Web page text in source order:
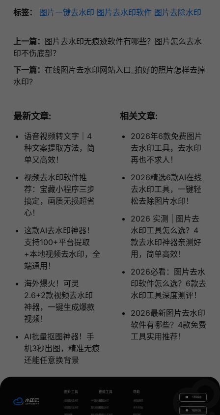
标签： 图片一键去水印 图片去水印软件 图片去除水印
上一篇： 图片去水印无痕迹软件有哪些？图片怎么去水
印不伤底部？
下一篇： 在线图片去水印网站入口_拍好的照片怎样去掉
水印?
最新文章:
语音视频转文字｜4
种文案提取方法，简
单又高效！
视频去水印软件推
荐：宝藏小程序三步
搞定，画质无损超省
心！
这款AI去水印神器！
支持100+平台提取
+本地视频去水印，全
端通用！
海外爆火！可灵
2.6+2款视频去水印
神器，一键生成爆款
视频！
AI批量抠图神器！手
机3秒出图，精准无痕
还能任意换背景
相关文章:
2026年6款免费图片
去水印工具，去水印
再也不求人！
2026精选6款AI在线
去水印工具，一键轻
松去除图片水印！
2026 实测 | 图片去
水印工具怎么选？4
款去水印神器亲测好
用，简单高效！
2026必看：图片去水
印软件怎么选？6款去
水印工具深度测评！
2026最新图片去水印
软件有哪些？4款免费
工具实用推荐！
图片工具
在线图片去水印
在线图片加水印
GIF图片生成
图片无损放大
视频工具
视频去水印
视频加水印
帮助
水印云教程
关于水印云
下载电脑版
下载移动端